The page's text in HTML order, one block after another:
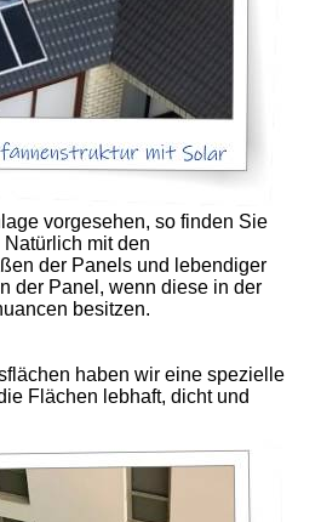
vorgesehen, so finden Sie
mit den
der Panels und lebendiger
der Panel, wenn diese in der
besitzen.
haben wir eine spezielle
Flächen lebhaft, dicht und